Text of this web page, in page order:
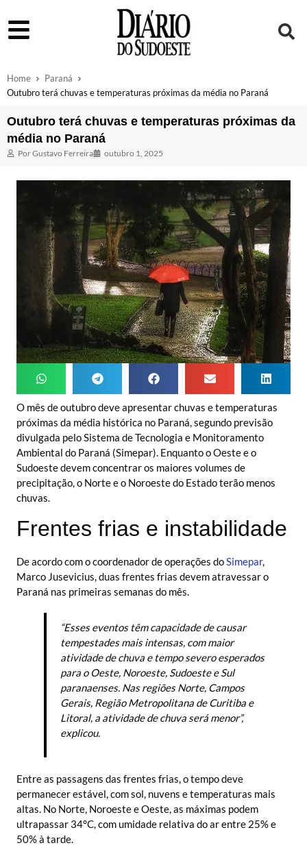
Home
Paraná
Outubro terá chuvas e temperaturas próximas da média no Paraná
Outubro terá chuvas e temperaturas próximas da
média no Paraná
PorGustavo Ferreira outubro 1, 2025
O mês de outubro deve apresentar chuvas e temperaturas
próximas da média histórica no Paraná, segundo previsão
divulgada pelo Sistema de Tecnologia e Monitoramento
Ambiental do Paraná (Simepar). Enquanto o Oeste e o
Sudoeste devem concentrar os maiores volumes de
precipitação, o Norte e o Noroeste do Estado terão menos
chuvas.
Frentes frias e instabilidade
De acordo com o coordenador de operações doSimepar,
Marco Jusevicius, duas frentes frias devem atravessar o
Paraná nas primeiras semanas do mês.
“Esses eventos têm capacidade de causar
tempestades mais intensas, com maior
atividade de chuva e tempo severo esperados
para o Oeste, Noroeste, Sudoeste e Sul
paranaenses. Nas regiões Norte, Campos
Gerais, Região Metropolitana de Curitiba e
Litoral, a atividade de chuva será menor”,
explicou.
Entre as passagens das frentes frias, o tempo deve
permanecer estável, com sol, nuvens e temperaturas mais
altas. No Norte, Noroeste e Oeste, as máximas podem
ultrapassar 34°C, com umidade relativa do ar entre 25% e
50% à tarde.